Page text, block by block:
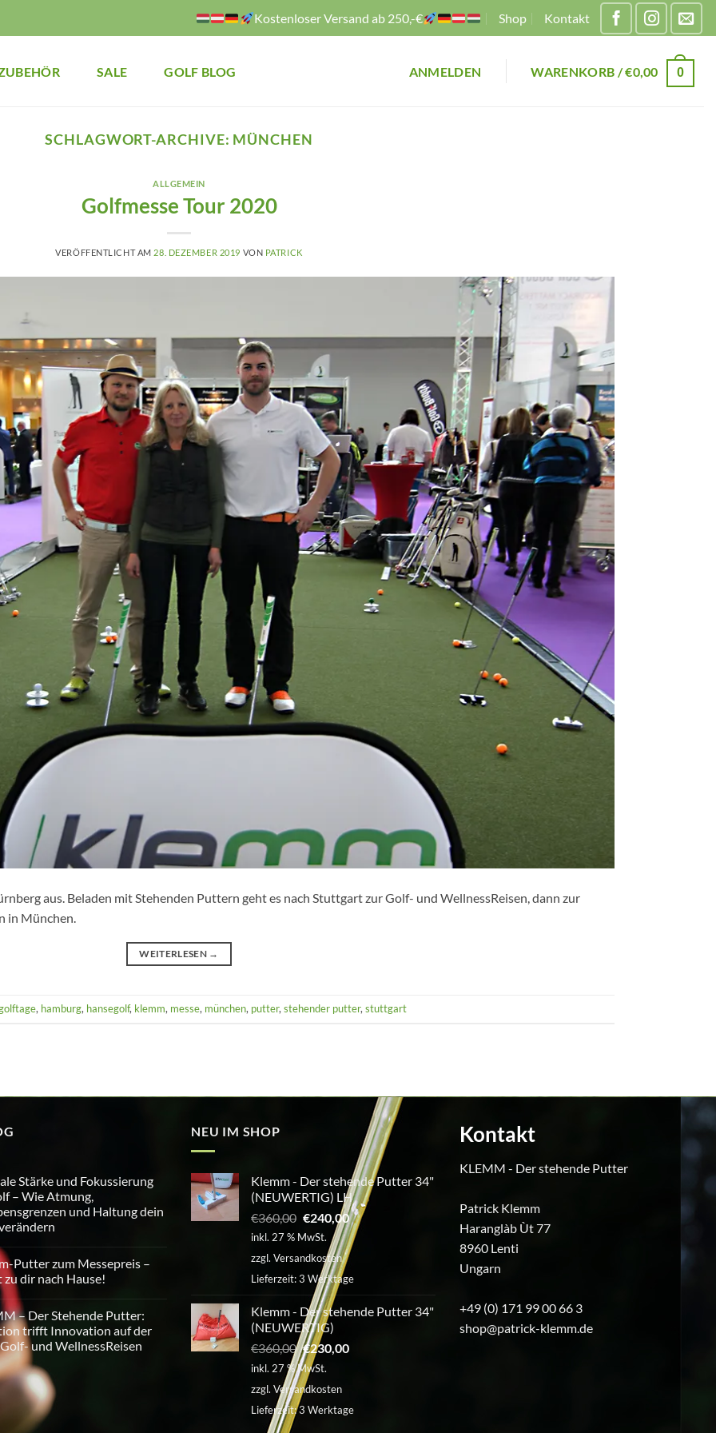
Kostenloser Versand ab 250,-€ Shop Kontakt
SALE GOLF BLOG ANMELDEN WARENKORB /€0,00 0
SCHLAGWORT-ARCHIVE: MÜNCHEN
ALLGEMEIN
Golfmesse Tour 2020
VERÖFFENTLICHT AM 28. DEZEMBER 2019 VON PATRICK
aus. Beladen mit Stehenden Puttern geht es nach Stuttgart zur Golf- und WellnessReisen, dann zur
in München.
WEITERLESEN →
, hamburg, hansegolf, klemm, messe, münchen, putter,stehender putter,stuttgart
Stärke und Fokussierung
– Wie Atmung,
und Haltung dein
Putter zum Messepreis –
dir nach Hause!
– Der Stehende Putter:
trifft Innovation auf der
und WellnessReisen
NEU IM SHOP
Klemm - Der stehende Putter 34"
(NEUWERTIG) LH
€360,00 Ursprünglicher
Preis
€360,00
€240,00Aktueller
Preis
ist:
inkl. 27 % MwSt.
zzgl. Versandkosten
Lieferzeit:3 Werktage
Klemm - Der stehende Putter 34"
(NEUWERTIG)
€360,00 Ursprünglicher
Preis
war:
€360,00
€230,00Aktueller
inkl. 27 % MwSt.
zzgl. Versandkosten
Lieferzeit:3 Werktage
Kontakt
KLEMM - Der stehende Putter
Patrick Klemm
Haranglàb Ùt 77
8960 Lenti
Ungarn
+49 (0) 171 99 00 66 3
shop@patrick-klemm.de